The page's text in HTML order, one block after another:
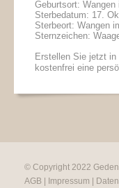
Geburtsort: Wangen
Sterbedatum: 17.
Sterbeort: Wangen
Sternzeichen:
Erstellen Sie jetzt
kostenfrei eine
© Copyright 2022
AGB
Impressum